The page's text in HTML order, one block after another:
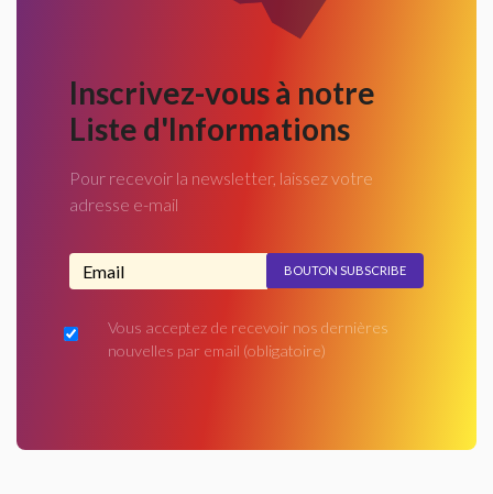
Inscrivez-vous à notre
Liste d'Informations
Pour recevoir la newsletter, laissez votre
adresse e-mail
Adresse email...
Vous acceptez de recevoir nos dernières
nouvelles par email (obligatoire)